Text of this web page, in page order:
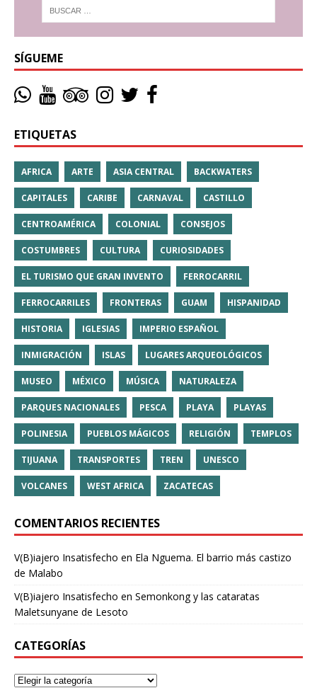
SÍGUEME
ETIQUETAS
AFRICA ARTE ASIA CENTRAL BACKWATERS
CAPITALES CARIBE CARNAVAL CASTILLO
CENTROAMÉRICA COLONIAL CONSEJOS
COSTUMBRES CULTURA CURIOSIDADES
EL TURISMO QUE GRAN INVENTO FERROCARRIL
FERROCARRILES FRONTERAS GUAM HISPANIDAD
HISTORIA IGLESIAS IMPERIO ESPAÑOL
INMIGRACIÓN ISLAS LUGARES ARQUEOLÓGICOS
MUSEO MÉXICO MÚSICA NATURALEZA
PARQUES NACIONALES PESCA PLAYA PLAYAS
POLINESIA PUEBLOS MÁGICOS RELIGIÓN TEMPLOS
TIJUANA TRANSPORTES TREN UNESCO
VOLCANES WEST AFRICA ZACATECAS
COMENTARIOS RECIENTES
V(B)iajero Insatisfecho en Ela Nguema. El barrio más castizo
de Malabo
V(B)iajero Insatisfecho en Semonkong y las cataratas
Maletsunyane de Lesoto
CATEGORÍAS